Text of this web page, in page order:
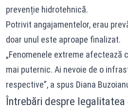
prevenție hidrotehnică.
Potrivit angajamentelor, erau
doar unul este aproape finalizat.
„Fenomenele extreme
mai puternic. Ai nevoie de o
respective”, a spus Diana
Întrebări despre